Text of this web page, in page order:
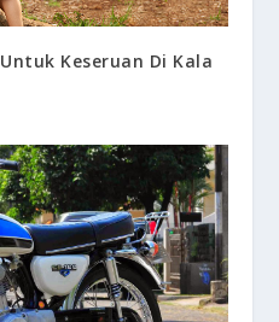
Keseruan Di Kala